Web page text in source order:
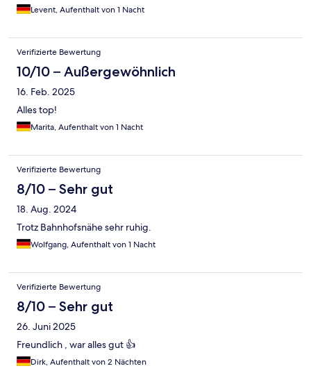
Levent, Aufenthalt von 1 Nacht
Verifizierte Bewertung
10/10 – Außergewöhnlich
16. Feb. 2025
Alles top!
Marita, Aufenthalt von 1 Nacht
Verifizierte Bewertung
8/10 – Sehr gut
18. Aug. 2024
Trotz Bahnhofsnähe sehr ruhig.
Wolfgang, Aufenthalt von 1 Nacht
Verifizierte Bewertung
8/10 – Sehr gut
26. Juni 2025
Freundlich , war alles gut 👍
Dirk, Aufenthalt von 2 Nächten